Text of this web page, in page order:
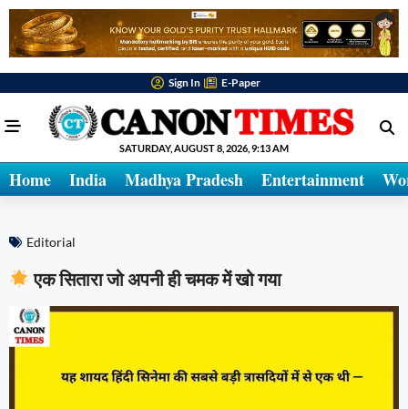
Sign In E-Paper
SATURDAY, AUGUST 8, 2026, 9:13 AM
Home India Madhya Pradesh Entertainment
Editorial
एक सितारा जो अपनी ही चमक में खो गया